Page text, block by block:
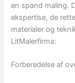
en spand maling.
ekspertise, de
materialer og
LitMalerfirma:
Forberedelse af